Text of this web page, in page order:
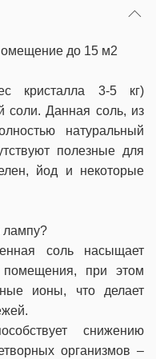
до 15 м2
кристалла 3-5 кг)
соли. Данная соль, из
натуральный
полезные для
йод и некоторые
лампу?
соль насыщает
при этом
ионы, что делает
снижению
организмов –